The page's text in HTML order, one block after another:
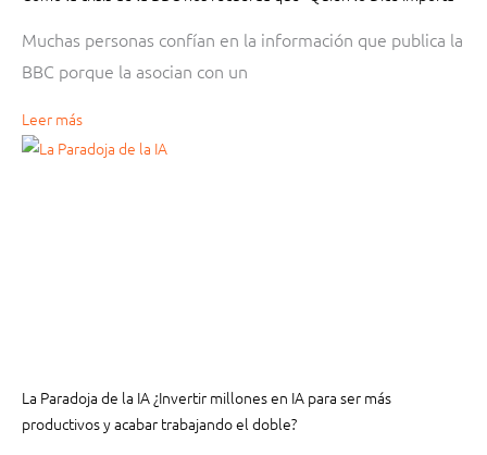
Muchas personas confían en la información que publica la
BBC porque la asocian con un
Leer más
La Paradoja de la IA ¿Invertir millones en IA para ser más
productivos y acabar trabajando el doble?